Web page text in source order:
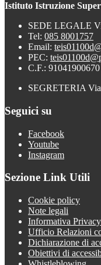
Istituto Istruzione
SEDE LEGALE
Tel: 085 8001757
Email:
PEC:
C.F.: 91041900670
SEGRETERIA
Seguici su
Facebook
Youtube
Instagram
Sezione Link Utili
Cookie policy
Note legali
Informativa Privacy
Ufficio Relazioni
Dichiarazione di
Obiettivi di